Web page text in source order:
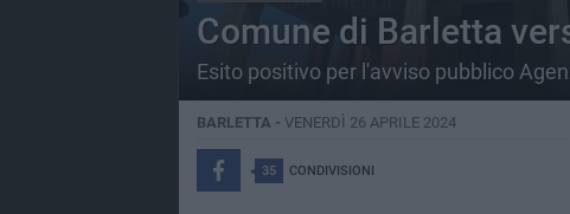
Comune di Barletta
Esito positivo per l'avviso pubblico
BARLETTA - VENERDÌ 26 APRILE 2024
35 CONDIVISIONI